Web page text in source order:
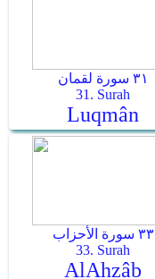
٣١ سورة لقمان
31. Surah
Luqmân
٣٣ سورة الأحزاب
33. Surah
Al­Ahzâb